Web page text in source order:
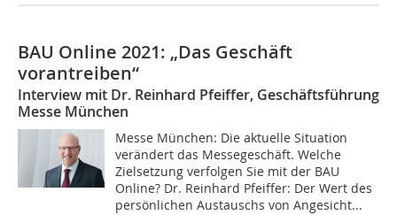
BAU Online 2021: „Das Geschäft
vorantreiben“
Interview mit Dr. Reinhard Pfeiffer, Geschäftsführung
Messe München
Messe München: Die aktuelle Situation
verändert das Messegeschäft. Welche
Zielsetzung verfolgen Sie mit der BAU
Online? Dr. Reinhard Pfeiffer: Der Wert des
persönlichen Austauschs von Angesicht...